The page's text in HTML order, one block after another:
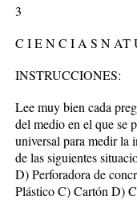
3
C I E N C I A S N AT
INSTRUCCIONES:
Lee muy bien cada
del medio en el que se
universal para medir la
de las siguientes
D) Perforadora de
Plástico C) Cartón D)